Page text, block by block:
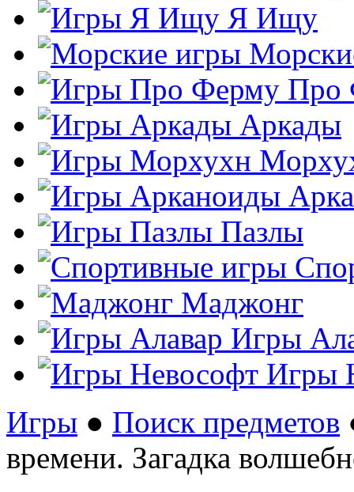
Я Ищу
Про
Аркады
Пазлы
Маджонг
Игры
Игры
Игры ● Поиск предметов
времени. Загадка